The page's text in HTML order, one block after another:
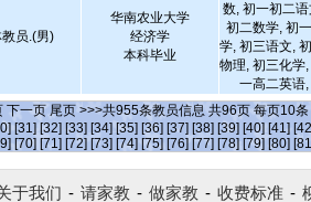
员.(男)
华南农业大学
经济学
本科毕业
数, 初一初二
初二数学, 初
学, 初三语文,
物理, 初三化学
一高二英语
下一页 尾页 >>>共955条教员信息 共96页 每页10条
[31] [32] [33] [34] [35] [36] [37] [38] [39] [40] [41]
[70] [71] [72] [73] [74] [75] [76] [77] [78] [79] [80]
于我们 - 请家教 - 做家教 - 收费标准 -